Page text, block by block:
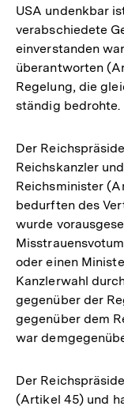
USA undenkbar
verabschiedete
einverstanden
überantworten
Regelung, die
ständig bedrohte.
Der
Reichskanzler
Reichsminister
bedurften des
wurde
oder einen
Kanzlerwahl
gegenüber der
gegenüber dem
war
Der
(Artikel 45) und